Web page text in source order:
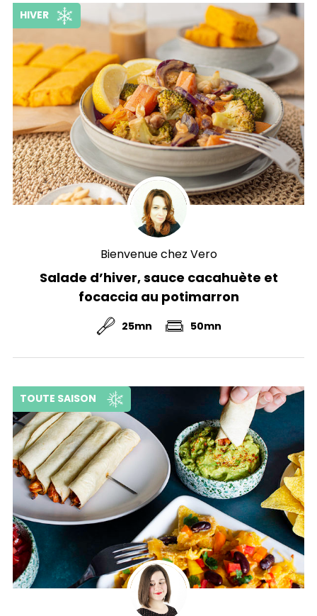
Bienvenue chez Vero
HIVER
Salade d’hiver, sauce cacahuète et
focaccia au potimarron
25mn 50mn
TOUTE SAISON